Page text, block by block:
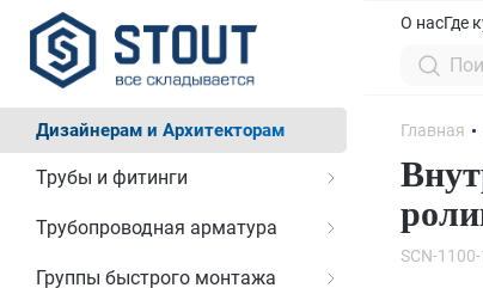
Дизайнерам и Архитекторам
Трубы и фитинги
Трубопроводная арматура
Группы быстрого монтажа
О насГде
Главная
SCN-